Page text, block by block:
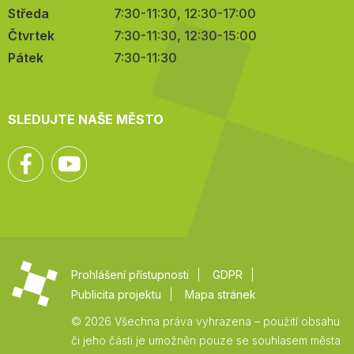
Středa
7:30-11:30, 12:30-17:00
Čtvrtek
7:30-11:30, 12:30-15:00
Pátek
7:30-11:30
SLEDUJTE NAŠE MĚSTO
Facebook
Prohlášení přístupnosti
GDPR
Publicita projektu
Mapa stránek
© 2026 Všechna práva vyhrazena – použití obsahu
či jeho části je umožněn pouze se souhlasem města